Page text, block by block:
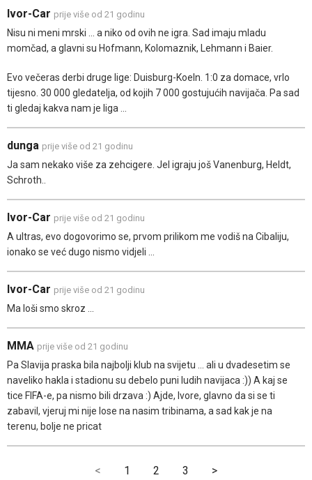
Ivor-Car prije više od 21 godinu
Nisu ni meni mrski ... a niko od ovih ne igra. Sad imaju mladu
momčad, a glavni su Hofmann, Kolomaznik, Lehmann i Baier.
Evo večeras derbi druge lige: Duisburg-Koeln. 1:0 za domace, vrlo
tijesno. 30 000 gledatelja, od kojih 7 000 gostujućih navijača. Pa sad
ti gledaj kakva nam je liga ...
dunga prije više od 21 godinu
Ja sam nekako više za zehcigere. Jel igraju još Vanenburg, Heldt,
Schroth..
Ivor-Car prije više od 21 godinu
A ultras, evo dogovorimo se, prvom prilikom me vodiš na Cibaliju,
ionako se već dugo nismo vidjeli ...
Ivor-Car prije više od 21 godinu
Ma loši smo skroz ...
MMA prije više od 21 godinu
Pa Slavija praska bila najbolji klub na svijetu ... ali u dvadesetim se
naveliko hakla i stadionu su debelo puni ludih navijaca :)) A kaj se
tice FIFA-e, pa nismo bili drzava :) Ajde, Ivore, glavno da si se ti
zabavil, vjeruj mi nije lose na nasim tribinama, a sad kak je na
terenu, bolje ne pricat
< 1 2 3 >